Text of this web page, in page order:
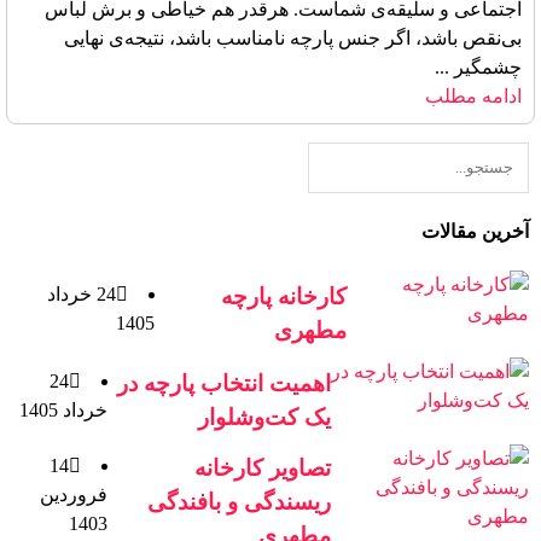
اجتماعی و سلیقه‌ی شماست. هرقدر هم خیاطی و برش لباس
بی‌نقص باشد، اگر جنس پارچه نامناسب باشد، نتیجه‌ی نهایی
چشمگیر ...
ادامه مطلب
آخرین مقالات
کارخانه پارچه
مطهری
24 خرداد
1405
اهمیت انتخاب پارچه در
یک کت‌وشلوار
24
خرداد 1405
تصاویر کارخانه
ریسندگی و بافندگی
مطهری
14
فروردین
1403